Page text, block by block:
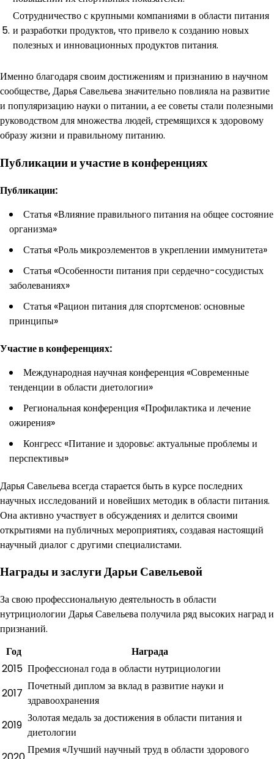
5.
Сотрудничество с крупными компаниями в области питания
и разработки продуктов, что привело к созданию новых
полезных и инновационных продуктов питания.
Именно благодаря своим достижениям и признанию в научном
сообществе, Дарья Савельева значительно повлияла на развитие
и популяризацию науки о питании, а ее советы стали полезными
руководством для множества людей, стремящихся к здоровому
образу жизни и правильному питанию.
Публикации и участие в конференциях
Публикации:
Статья «Влияние правильного питания на общее состояние
организма»
Статья «Роль микроэлементов в укреплении иммунитета»
Статья «Особенности питания при сердечно-сосудистых
заболеваниях»
Статья «Рацион питания для спортсменов: основные
принципы»
Участие в конференциях:
Международная научная конференция «Современные
тенденции в области диетологии»
Региональная конференция «Профилактика и лечение
ожирения»
Конгресс «Питание и здоровье: актуальные проблемы и
перспективы»
Дарья Савельева всегда старается быть в курсе последних
научных исследований и новейших методик в области питания.
Она активно участвует в обсуждениях и делится своими
открытиями на публичных мероприятиях, создавая настоящий
научный диалог с другими специалистами.
Награды и заслуги Дарьи Савельевой
За свою профессиональную деятельность в области
нутрициологии Дарья Савельева получила ряд высоких наград и
признаний.
Год
Награда
2015 Профессионал года в области нутрициологии
2017
Почетный диплом за вклад в развитие науки и
здравоохранения
2019
Золотая медаль за достижения в области питания и
диетологии
Премия «Лучший научный труд в области здорового